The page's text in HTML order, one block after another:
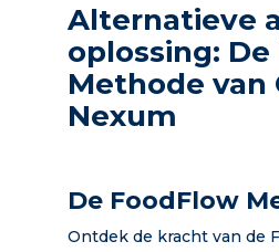
Alternatieve
oplossing:
Methode van
Nexum
De FoodFlow
Ontdek de kracht van de